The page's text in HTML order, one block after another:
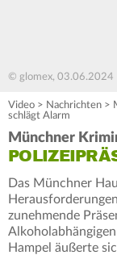
© glomex, 03.06.2024
Video > Nachrichten >
schlägt Alarm
Münchner
Das Münchner
zunehmende
Hampel äußerte